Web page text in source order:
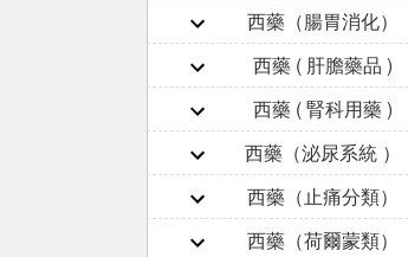
西藥（腸胃消化）
西藥 ( 肝膽藥品 )
西藥 ( 腎科用藥 )
西藥（泌尿系統 ）
西藥（止痛分類）
西藥（荷爾蒙類）